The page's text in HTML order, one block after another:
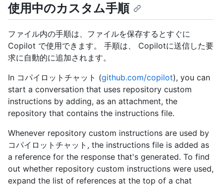
使用中のカスタム手順
ファイル内の手順は、ファイルを保存するとすぐに
Copilot で使用できます。 手順は、 Copilotに送信した要
求に自動的に追加されます。
In コパイロットチャット (github.com/copilot), you can
start a conversation that uses repository custom
instructions by adding, as an attachment, the
repository that contains the instructions file.
Whenever repository custom instructions are used by
コパイロットチャット, the instructions file is added as
a reference for the response that's generated. To find
out whether repository custom instructions were used,
expand the list of references at the top of a chat